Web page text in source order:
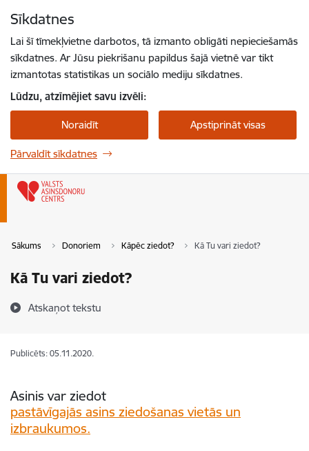
Sīkdatnes
Lai šī tīmekļvietne darbotos, tā izmanto obligāti nepieciešamās
sīkdatnes. Ar Jūsu piekrišanu papildus šajā vietnē var tikt
izmantotas statistikas un sociālo mediju sīkdatnes.
Lūdzu, atzīmējiet savu izvēli:
Noraidīt Apstiprināt visas
Pārvaldīt sīkdatnes
Sākums Donoriem Kāpēc ziedot? Kā Tu vari ziedot?
Kā Tu vari ziedot?
Atskaņot tekstu
Publicēts: 05.11.2020.
Asinis var ziedot
pastāvīgajās asins ziedošanas vietās un
izbraukumos.